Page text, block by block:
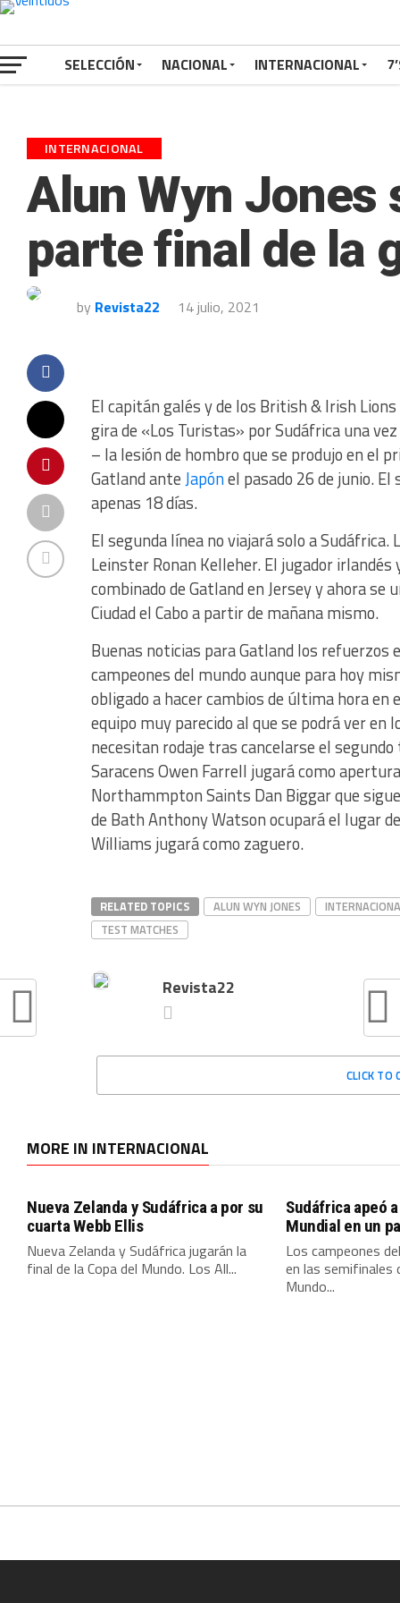
SELECCIÓN NACIONAL INTERNACIONAL
INTERNACIONAL
Alun Wyn Jones
parte final de la
by Revista22 14 julio, 2021
El capitán galés y de los British & Irish
gira de «Los Turistas» por Sudáfrica una
– la lesión de hombro que se produjo en el
Gatland anteJapónel pasado 26 de junio.
apenas 18 días.
El segunda línea no viajará solo a
Leinster Ronan Kelleher. El jugador
combinado de Gatland en Jersey y ahora
Ciudad el Cabo a partir de mañana mismo.
Buenas noticias para Gatland los
campeones del mundo aunque para hoy
obligado a hacer cambios de última hora en
equipo muy parecido al que se podrá ver
necesitan rodaje tras cancelarse el
Saracens Owen Farrell jugará como
Northammpton Saints Dan Biggar que
de Bath Anthony Watson ocupará el lugar
Williams jugará como zaguero.
RELATED TOPICS ALUN WYN JONES
TEST MATCHES
Revista22
CLICK TO
MORE IN INTERNACIONAL
Nueva Zelanda y Sudáfrica a por su
cuarta Webb Ellis
Nueva Zelanda y Sudáfrica jugarán la
final de la Copa del Mundo. Los All...
Sudáfrica apeó
Mundial en un
Los campeones
en las semifinales
Mundo...